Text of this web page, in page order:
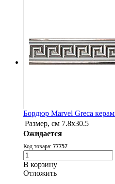
Бордюр Marvel Greca
Размер, см 7.8х30.5
Ожидается
Код товара: 77757
В корзину
Oтложить